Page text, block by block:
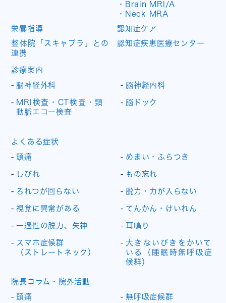
・Brain MRI/A
・Neck MRA
栄養指導
認知症ケア
整体院「スキャプラ」との
連携
認知症疾患医療センター
診療案内
脳神経外科
脳神経内科
MRI検査・CT検査・頸
動脈エコー検査
脳ドック
よくある症状
頭痛
めまい・ふらつき
しびれ もの忘れ
ろれつが回らない 脱力・力が入らない
視覚に異常がある てんかん・けいれん
一過性の脱力、失神 耳鳴り
スマホ症候群
（ストレートネック）
大きないびきをかいて
いる（睡眠時無呼吸症
候群）
院長コラム・院外活動
頭痛
無呼吸症候群